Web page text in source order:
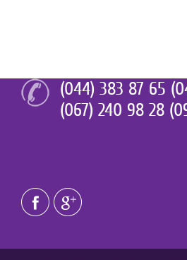
(044) 383 87 65
(067) 240 98 28